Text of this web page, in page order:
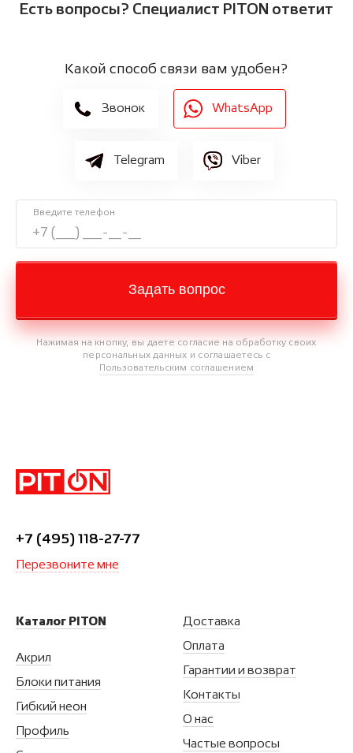
Есть вопросы? Cпециалист PITON ответит
Какой способ связи вам удобен?
Звонок WhatsApp
Telegram Viber
Введите телефон
Задать вопрос
Нажимая на кнопку, вы даете согласие на обработку своих
персональных данных и соглашаетесь с
Пользовательским соглашением
Каталог PITON
Акрил
Блоки питания
Гибкий неон
Профиль
Доставка
Оплата
Гарантии и возврат
Контакты
О нас
Частые вопросы
+7 (495) 118-27-77
Перезвоните мне